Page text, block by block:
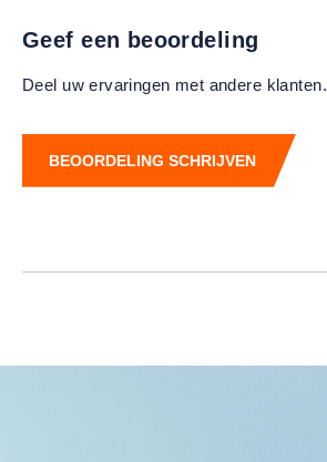
Geef een beoordeling
Deel uw ervaringen met andere klanten.
BEOORDELING SCHRIJVEN